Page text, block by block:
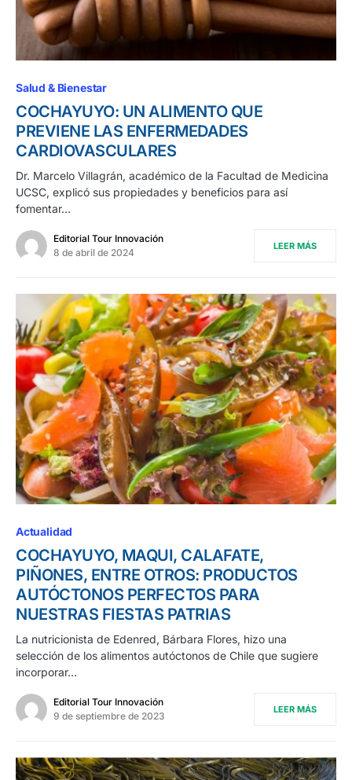
Salud & Bienestar
COCHAYUYO: UN ALIMENTO QUE
PREVIENE LAS ENFERMEDADES
CARDIOVASCULARES
Dr. Marcelo Villagrán, académico de la Facultad de Medicina
UCSC, explicó sus propiedades y beneficios para así
fomentar…
Editorial Tour Innovación
8 de abril de 2024
LEER MÁS
Actualidad
COCHAYUYO, MAQUI, CALAFATE,
PIÑONES, ENTRE OTROS: PRODUCTOS
AUTÓCTONOS PERFECTOS PARA
NUESTRAS FIESTAS PATRIAS
La nutricionista de Edenred, Bárbara Flores, hizo una
selección de los alimentos autóctonos de Chile que sugiere
incorporar…
Editorial Tour Innovación
9 de septiembre de 2023
LEER MÁS